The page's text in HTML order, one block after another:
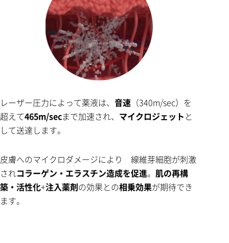
レーザー圧力によって薬液は、 音速 （340m/sec）を
超えて465m/secまで加速され、 マイクロジェット と
して送達します。
皮膚へのマイクロダメージにより 線維芽細胞が刺激
されコラーゲン・エラスチン造成を促進。 肌の再構
築・活性化+注入薬剤の効果との相乗効果が期待でき
ます。